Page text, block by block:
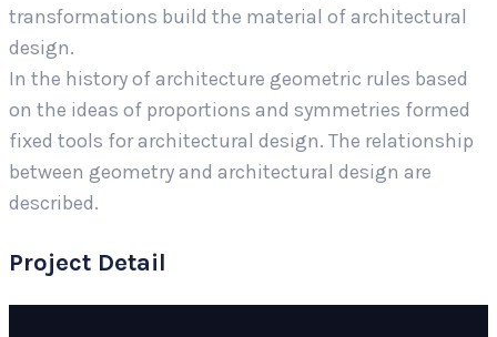
transformations build the material of architectural
design.
In the history of architecture geometric rules based
on the ideas of proportions and symmetries formed
fixed tools for architectural design. The relationship
between geometry and architectural design are
described.
Project Detail